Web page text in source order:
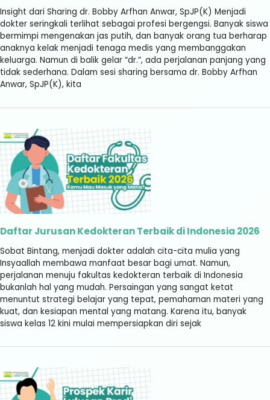
Insight dari Sharing dr. Bobby Arfhan Anwar, SpJP(K) Menjadi
dokter seringkali terlihat sebagai profesi bergengsi. Banyak siswa
bermimpi mengenakan jas putih, dan banyak orang tua berharap
anaknya kelak menjadi tenaga medis yang membanggakan
keluarga. Namun di balik gelar “dr.”, ada perjalanan panjang yang
tidak sederhana. Dalam sesi sharing bersama dr. Bobby Arfhan
Anwar, SpJP(K), kita
Daftar Jurusan Kedokteran Terbaik di Indonesia 2026
Sobat Bintang, menjadi dokter adalah cita-cita mulia yang
Insyaallah membawa manfaat besar bagi umat. Namun,
perjalanan menuju fakultas kedokteran terbaik di Indonesia
bukanlah hal yang mudah. Persaingan yang sangat ketat
menuntut strategi belajar yang tepat, pemahaman materi yang
kuat, dan kesiapan mental yang matang. Karena itu, banyak
siswa kelas 12 kini mulai mempersiapkan diri sejak